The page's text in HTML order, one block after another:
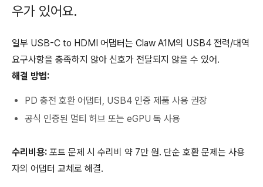
우가 있어요.
일부 USB-C to HDMI 어댑터는 Claw A1M의 USB4 전력/대역
요구사항을 충족하지 않아 신호가 전달되지 않을 수 있어.
해결 방법:
PD 충전 호환 어댑터, USB4 인증 제품 사용 권장
공식 인증된 멀티 허브 또는 eGPU 독 사용
수리비용: 포트 문제 시 수리비 약 7만 원. 단순 호환 문제는 사용
자의 어댑터 교체로 해결.